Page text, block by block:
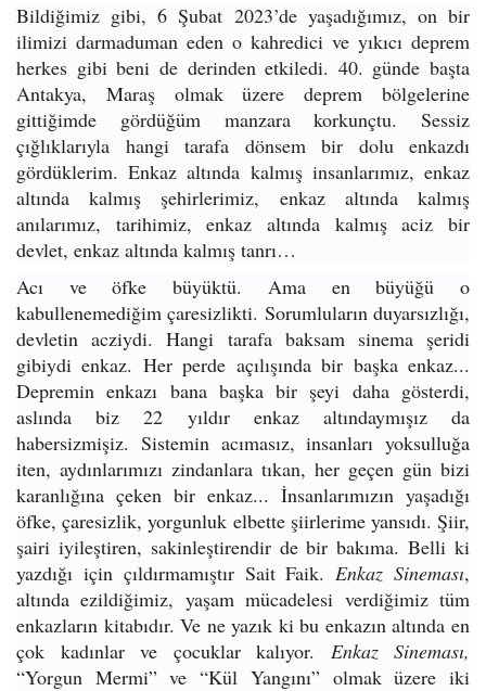
Bildiğimiz gibi, 6 Şubat 2023’de yaşadığımız, on bir
ilimizi darmaduman eden o kahredici ve yıkıcı deprem
herkes gibi beni de derinden etkiledi. 40. günde başta
Antakya, Maraş olmak üzere deprem bölgelerine
gittiğimde gördüğüm manzara korkunçtu. Sessiz
çığlıklarıyla hangi tarafa dönsem bir dolu enkazdı
gördüklerim. Enkaz altında kalmış insanlarımız, enkaz
altında kalmış şehirlerimiz, enkaz altında kalmış
anılarımız, tarihimiz, enkaz altında kalmış aciz bir
devlet, enkaz altında kalmış tanrı…
Acı ve öfke büyüktü. Ama en büyüğü o
kabullenemediğim çaresizlikti. Sorumluların duyarsızlığı,
devletin acziydi. Hangi tarafa baksam sinema şeridi
gibiydi enkaz. Her perde açılışında bir başka enkaz...
Depremin enkazı bana başka bir şeyi daha gösterdi,
aslında biz 22 yıldır enkaz altındaymışız da
habersizmişiz. Sistemin acımasız, insanları yoksulluğa
iten, aydınlarımızı zindanlara tıkan, her geçen gün bizi
karanlığına çeken bir enkaz... İnsanlarımızın yaşadığı
öfke, çaresizlik, yorgunluk elbette şiirlerime yansıdı. Şiir,
şairi iyileştiren, sakinleştirendir de bir bakıma. Belli ki
yazdığı için çıldırmamıştır Sait Faik. Enkaz Sineması,
altında ezildiğimiz, yaşam mücadelesi verdiğimiz tüm
enkazların kitabıdır. Ve ne yazık ki bu enkazın altında en
çok kadınlar ve çocuklar kalıyor. Enkaz Sineması,
“Yorgun Mermi” ve “Kül Yangını” olmak üzere iki